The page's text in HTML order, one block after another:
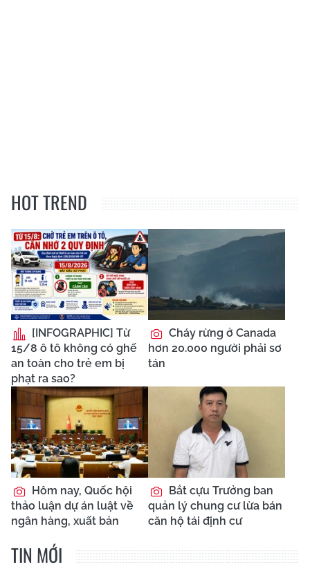
HOT TREND
[INFOGRAPHIC] Từ
15/8 ô tô không có ghế
an toàn cho trẻ em bị
phạt ra sao?
Cháy rừng ở Canada
hơn 20.000 người phải sơ
tán
Hôm nay, Quốc hội
thảo luận dự án luật về
ngân hàng, xuất bản
Bắt cựu Trưởng ban
quản lý chung cư lừa bán
căn hộ tái định cư
TIN MỚI